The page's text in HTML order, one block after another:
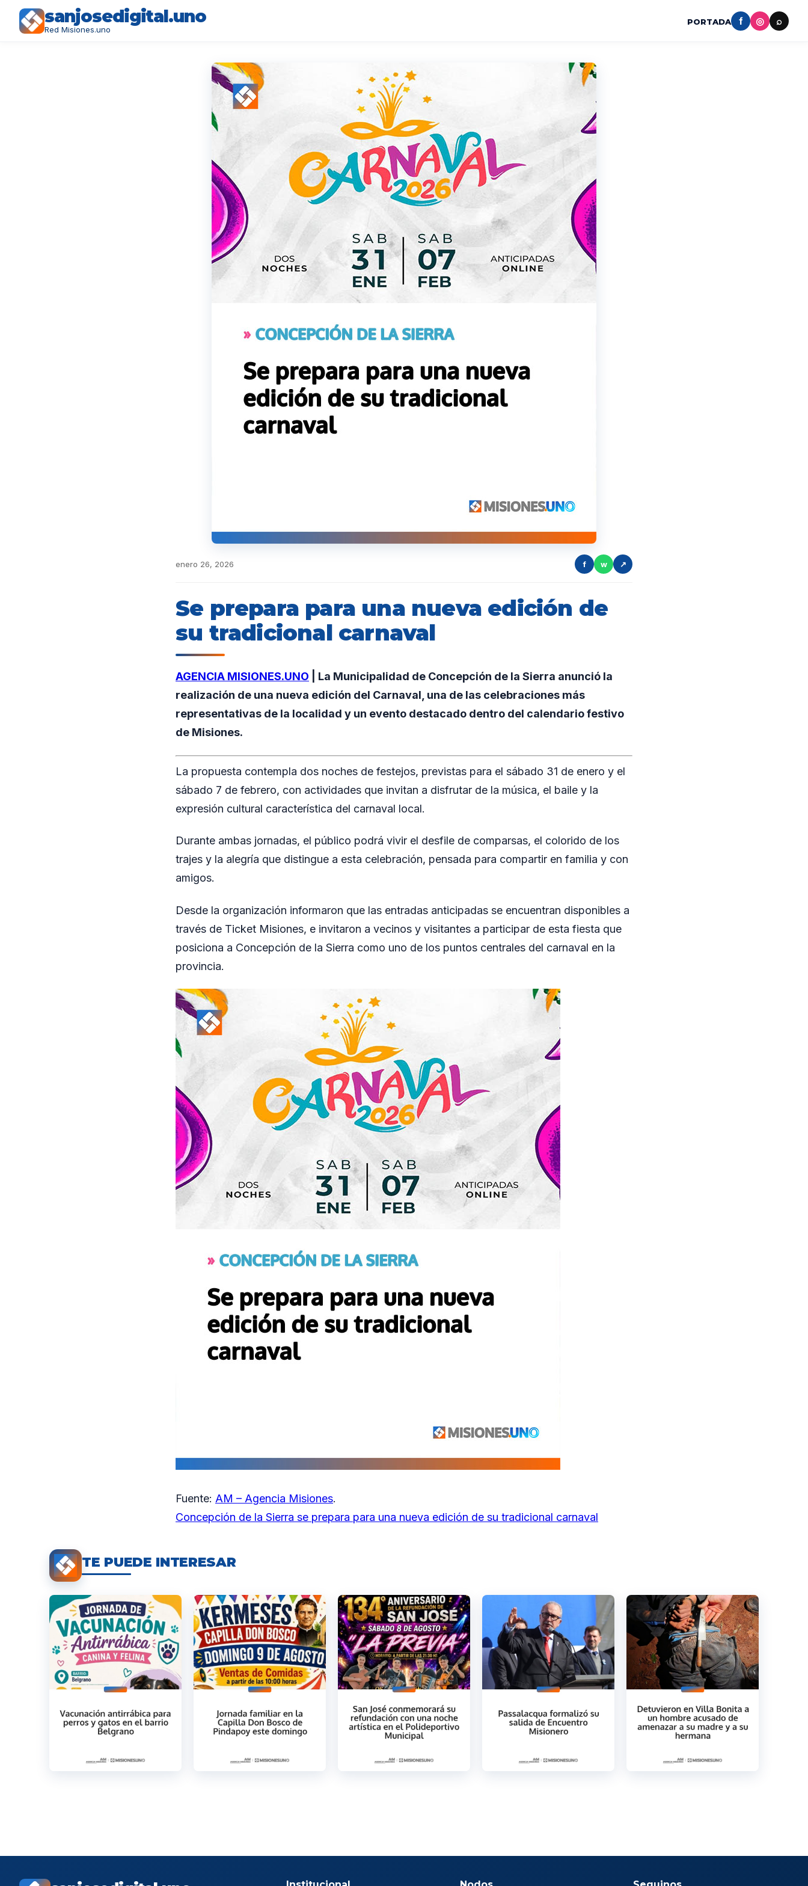
sanjosedigital.uno
Red Misiones.uno
PORTADA f ◎ ⌕
enero 26, 2026 f w ↗
Se prepara para una nueva edición de
su tradicional carnaval
AGENCIA MISIONES.UNO | La Municipalidad de Concepción de la Sierra anunció la
realización de una nueva edición del Carnaval, una de las celebraciones más
representativas de la localidad y un evento destacado dentro del calendario festivo
de Misiones.
La propuesta contempla dos noches de festejos, previstas para el sábado 31 de enero y el
sábado 7 de febrero, con actividades que invitan a disfrutar de la música, el baile y la
expresión cultural característica del carnaval local.
Durante ambas jornadas, el público podrá vivir el desfile de comparsas, el colorido de los
trajes y la alegría que distingue a esta celebración, pensada para compartir en familia y con
amigos.
Desde la organización informaron que las entradas anticipadas se encuentran disponibles a
través de Ticket Misiones, e invitaron a vecinos y visitantes a participar de esta fiesta que
posiciona a Concepción de la Sierra como uno de los puntos centrales del carnaval en la
provincia.
Fuente: AM – Agencia Misiones.
Concepción de la Sierra se prepara para una nueva edición de su tradicional carnaval
TE PUEDE INTERESAR